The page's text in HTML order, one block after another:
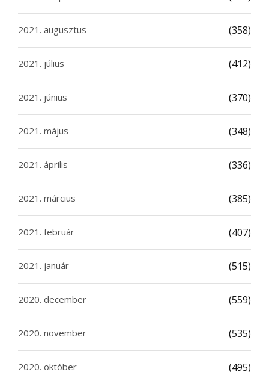
2021. augusztus (358)
2021. július (412)
2021. június (370)
2021. május (348)
2021. április (336)
2021. március (385)
2021. február (407)
2021. január (515)
2020. december (559)
2020. november (535)
2020. október (495)